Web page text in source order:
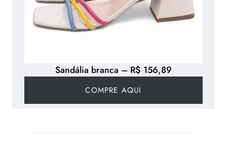
Sandália branca – R$ 156,89
COMPRE AQUI